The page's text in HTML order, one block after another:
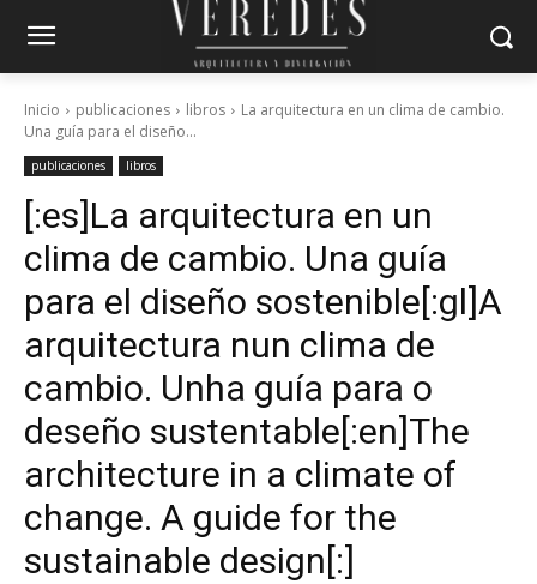
Inicio publicaciones libros
La arquitectura en un clima de cambio.
Una guía para el diseño...
publicaciones libros
[:es]La arquitectura en un
clima de cambio. Una guía
para el diseño sostenible[:gl]A
arquitectura nun clima de
cambio. Unha guía para o
deseño sustentable[:en]The
architecture in a climate of
change. A guide for the
sustainable design[:]